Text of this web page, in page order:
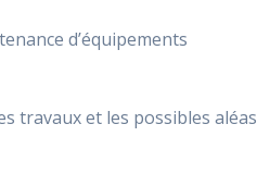
d’équipements
travaux et les possibles aléas